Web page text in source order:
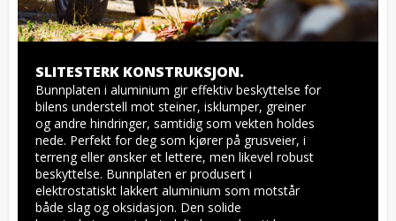
SLITESTERK KONSTRUKSJON.
Bunnplaten i aluminium gir effektiv beskyttelse for
bilens understell mot steiner, isklumper, greiner
og andre hindringer, samtidig som vekten holdes
nede. Perfekt for deg som kjører på grusveier, i
terreng eller ønsker et lettere, men likevel robust
beskyttelse. Bunnplaten er produsert i
elektrostatiskt lakkert aluminium som motstår
både slag og oksidasjon. Den solide